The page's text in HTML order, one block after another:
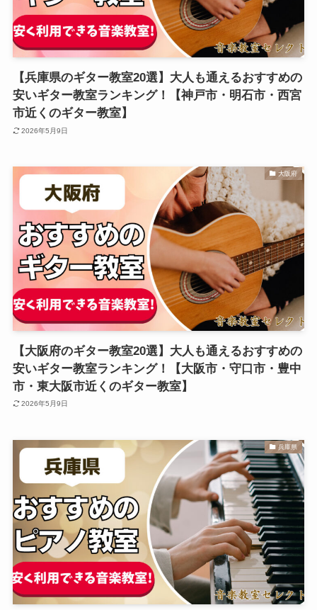
【兵庫県のギター教室20選】大人も通えるおすすめの
安いギター教室ランキング！【神戸市・明石市・西宮
市近くのギター教室】
2026年5月9日
大阪府
【大阪府のギター教室20選】大人も通えるおすすめの
安いギター教室ランキング！【大阪市・守口市・豊中
市・東大阪市近くのギター教室】
2026年5月9日
兵庫県